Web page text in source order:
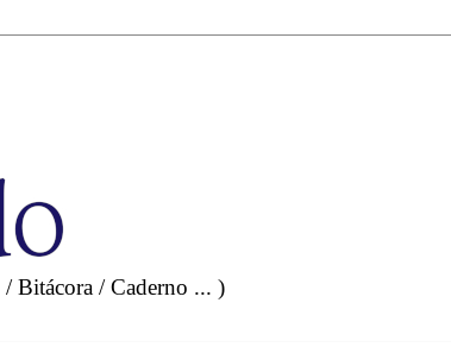
Bitácora / Caderno ... )